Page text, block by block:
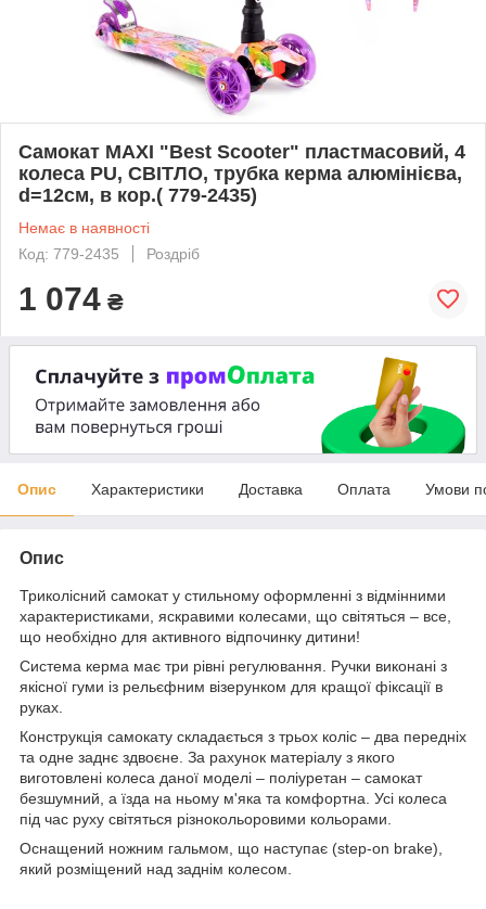
Самокат MAXI "Best Scooter" пластмасовий, 4
колеса PU, СВІТЛО, трубка керма алюмінієва,
d=12см, в кор.( 779-2435)
Немає в наявності
Код: 779-2435
Роздріб
1 074 ₴
Опис Характеристики Доставка Оплата Умови
Опис
Триколісний самокат у стильному оформленні з відмінними
характеристиками, яскравими колесами, що світяться – все,
що необхідно для активного відпочинку дитини!
Система керма має три рівні регулювання. Ручки виконані з
якісної гуми із рельєфним візерунком для кращої фіксації в
руках.
Конструкція самокату складається з трьох коліс – два передніх
та одне заднє здвоєне. За рахунок матеріалу з якого
виготовлені колеса даної моделі – поліуретан – самокат
безшумний, а їзда на ньому м'яка та комфортна. Усі колеса
під час руху світяться різнокольоровими кольорами.
Оснащений ножним гальмом, що наступає (step-on brake),
який розміщений над заднім колесом.